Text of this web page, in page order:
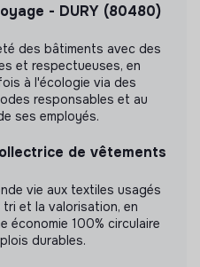
- DURY (80480)
des bâtiments avec des
et respectueuses, en
à l'écologie via des
responsables et au
ses employés.
de vêtements
vie aux textiles usagés
et la valorisation, en
économie 100% circulaire
durables.